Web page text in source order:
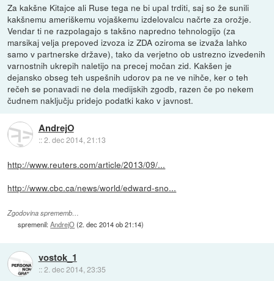
Za kakšne Kitajce ali Ruse tega ne bi upal trditi, saj so že sunili
kakšnemu ameriškemu vojaškemu izdelovalcu načrte za orožje.
Vendar ti ne razpolagajo s takšno napredno tehnologijo (za
marsikaj velja prepoved izvoza iz ZDA oziroma se izvaža lahko
samo v partnerske države), tako da verjetno ob ustrezno izvedenih
varnostnih ukrepih naletijo na precej močan zid. Kakšen je
dejansko obseg teh uspešnih udorov pa ne ve nihče, ker o teh
rečeh se ponavadi ne dela medijskih zgodb, razen če po nekem
čudnem naključju pridejo podatki kako v javnost.
AndrejO
::2. dec 2014, 21:13
http://www.reuters.com/article/2013/09/...
http://www.cbc.ca/news/world/edward-sno...
Zgodovina sprememb…
spremenil:AndrejO(2. dec 2014 ob 21:14)
vostok_1
::2. dec 2014, 23:35